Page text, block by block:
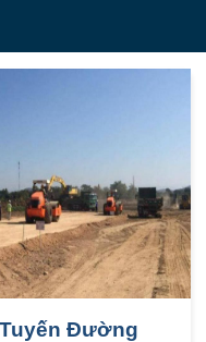
Đường